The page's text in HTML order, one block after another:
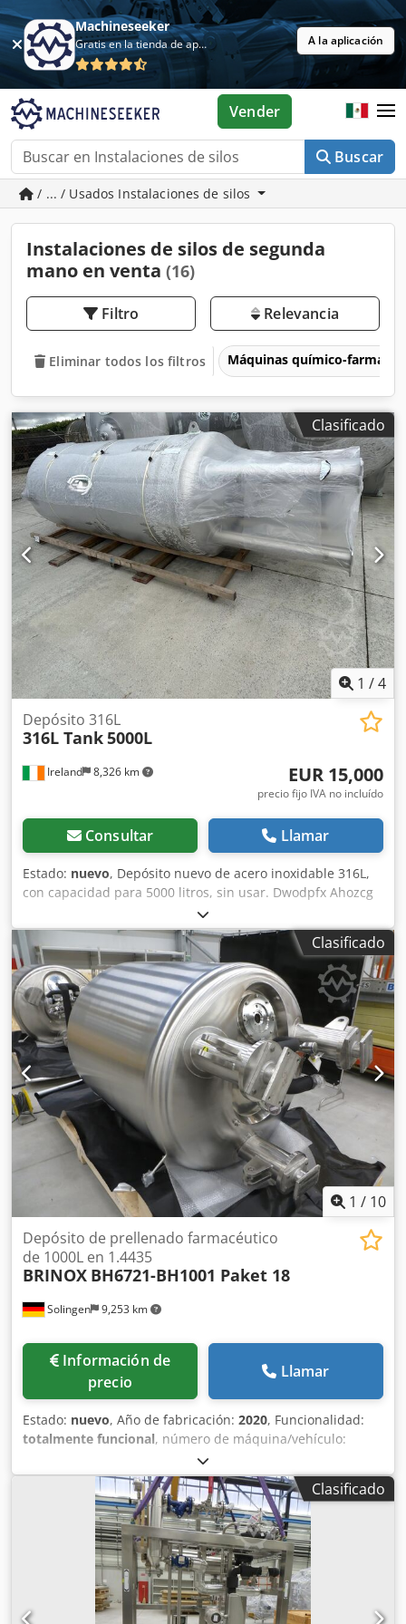
Machineseeker
Gratis en la tienda de aplicaciones A la aplicación
Buscar
Vender
/ ... / Usados Instalaciones de silos
Instalaciones de silos de segunda
mano en venta (16)
Filtro Relevancia
Eliminar todos los filtros Máquinas químico-
Clasificado
1 /4
Ireland 8,326 km
Depósito 316L
316L Tank5000L
EUR 15,000
precio fijo IVA no incluído
Consultar Llamar
Estado: nuevo, Depósito nuevo de acero inoxidable 316L,
con capacidad para 5000 litros, sin usar. Dwodpfx Ahozcg
Clasificado
1 / 10
Solingen 9,253 km
Depósito de prellenado farmacéutico
de 1000L en 1.4435
BRINOX BH6721-BH1001 Paket 18
Información de
precio
Llamar
Estado: nuevo, Año de fabricación: 2020, Funcionalidad:
totalmente funcional, número de máquina/vehículo:
, capacidad del depósito:
Equipamiento:documentación / manual, BRINOX 1.000 L
Depósito de prellenado – 1.4435 – Doble camisa – PED
Módulo G – TÜV SÜD – FAT – 2020 – Estado como nuevo
Fabricante: BRINOX d.o.o. Tipo: SVMBBl-1000 Nº de placa:
BH6721-BH1001 Nº de serie: 1003453 Año de fabricación:
2020 Estado: Como nuevo / sin uso DATOS TÉCNICOS Tipo
de producto: Depósito de prellenado / Depósito de proceso
Volumen nominal: 1.000 litros Volumen total: 1.400 litros
Clasificado